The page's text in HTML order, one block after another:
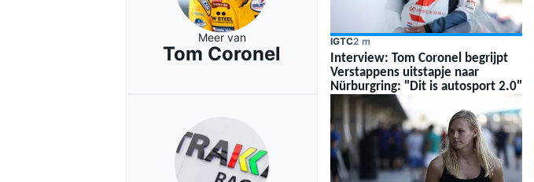
Meer van
Tom Coronel
IGTC2 m
Interview: Tom Coronel begrijpt
Verstappens uitstapje naar
Nürburgring: "Dit is autosport 2.0"